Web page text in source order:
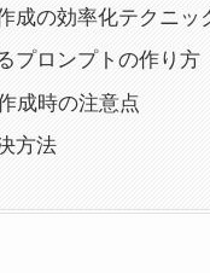
成の効率化テクニッ
プロンプトの作り方
成時の注意点
方法